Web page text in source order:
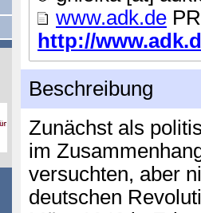
www.adk.de
http://
Beschreibung
Zunächst als
im
versuchten, aber
deutschen